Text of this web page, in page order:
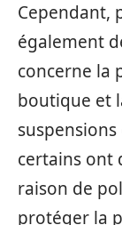
Cependant,
également
concerne la
boutique et
certains ont
raison de
protéger la